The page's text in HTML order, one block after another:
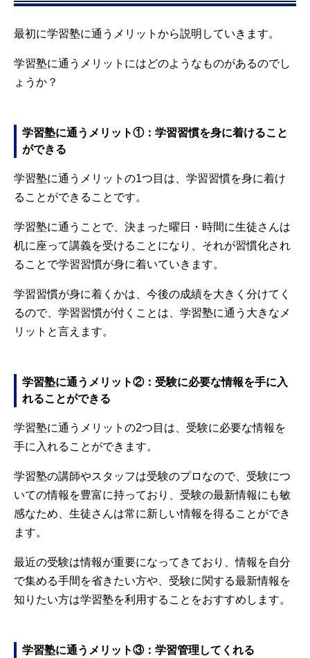
最初に学習塾に通うメリットから説明していきます。
学習塾に通うメリットにはどのようなものがあるのでし
ょうか？
学習塾に通うメリット①：学習習慣を身に着けること
ができる
学習塾に通うメリットの1つ目は、学習習慣を身に着け
ることができることです。
学習塾に通うことで、決まった曜日・時間に生徒さんは
机に座って講義を受けることになり、それが習慣化され
ることで学習習慣が身に着いていきます。
学習習慣が身に着くかは、今後の成績を大きく分けてく
るので、学習習慣が付くことは、学習塾に通う大きなメ
リットと言えます。
学習塾に通うメリット②：受験に必要な情報を手に入
れることができる
学習塾に通うメリットの2つ目は、受験に必要な情報を
手に入れることができます。
学習塾の講師やスタッフは受験のプロなので、受験につ
いての情報を豊富に持っており、受験の最新情報にも敏
感なため、生徒さんは常に新しい情報を得ることができ
ます。
最近の受験は情報が重要になってきており、情報を自分
で集める手間を省きたい方や、受験に関する最新情報を
知りたい方は学習塾を利用することをおすすめします。
学習塾に通うメリット③：学習管理してくれる